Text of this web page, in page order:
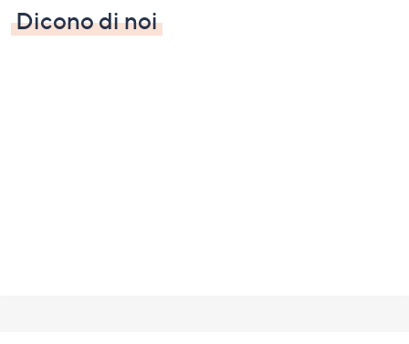
Dicono di noi